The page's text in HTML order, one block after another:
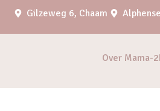
Gilzeweg 6, Chaam
Over Mama-